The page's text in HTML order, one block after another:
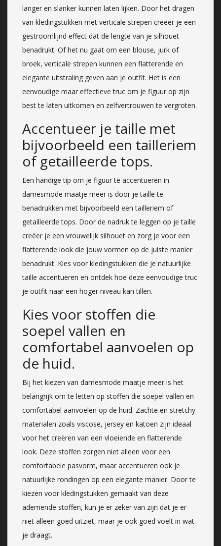
langer en slanker kunnen laten lijken. Door het dragen
van kledingstukken met verticale strepen creëer je een
gestroomlijnd effect dat de lengte van je silhouet
benadrukt. Of het nu gaat om een blouse, jurk of
broek, verticale strepen kunnen een flatterende en
elegante uitstraling geven aan je outfit. Het is een
eenvoudige maar effectieve truc om je figuur op zijn
best te laten uitkomen en zelfvertrouwen te vergroten.
Accentueer je taille met
bijvoorbeeld een tailleriem
of getailleerde tops.
Een handige tip om je figuur te accentueren in
damesmode maatje meer is door je taille te
benadrukken met bijvoorbeeld een tailleriem of
getailleerde tops. Door de nadruk te leggen op je taille
creëer je een vrouwelijk silhouet en zorg je voor een
flatterende look die jouw vormen op de juiste manier
benadrukt. Kies voor kledingstukken die je natuurlijke
taille accentueren en ontdek hoe deze eenvoudige truc
je outfit naar een hoger niveau kan tillen.
Kies voor stoffen die
soepel vallen en
comfortabel aanvoelen op
de huid.
Bij het kiezen van damesmode maatje meer is het
belangrijk om te letten op stoffen die soepel vallen en
comfortabel aanvoelen op de huid. Zachte en stretchy
materialen zoals viscose, jersey en katoen zijn ideaal
voor het creëren van een vloeiende en flatterende
look. Deze stoffen zorgen niet alleen voor een
comfortabele pasvorm, maar accentueren ook je
natuurlijke rondingen op een elegante manier. Door te
kiezen voor kledingstukken gemaakt van deze
ademende stoffen, kun je er zeker van zijn dat je er
niet alleen goed uitziet, maar je ook goed voelt in wat
je draagt.